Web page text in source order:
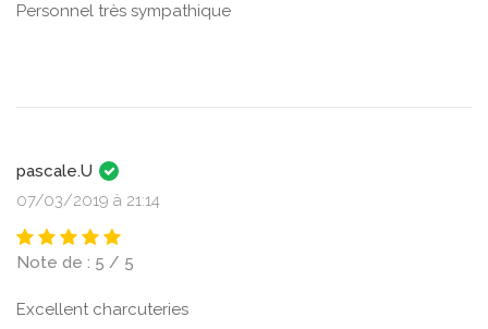
Personnel très sympathique
pascale.U
07/03/2019 à 21:14
Note de : 5 / 5
Excellent charcuteries